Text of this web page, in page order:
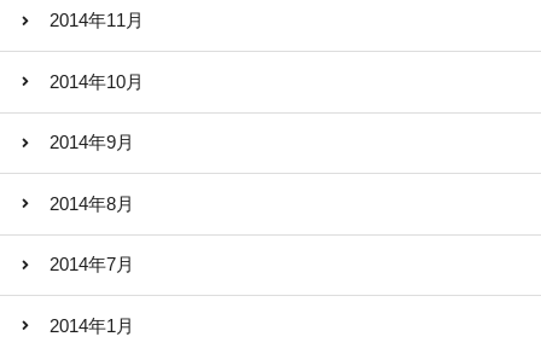
2014年11月
2014年10月
2014年9月
2014年8月
2014年7月
2014年1月